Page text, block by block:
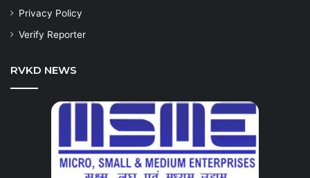
Privacy Policy
Verify Reporter
RVKD NEWS